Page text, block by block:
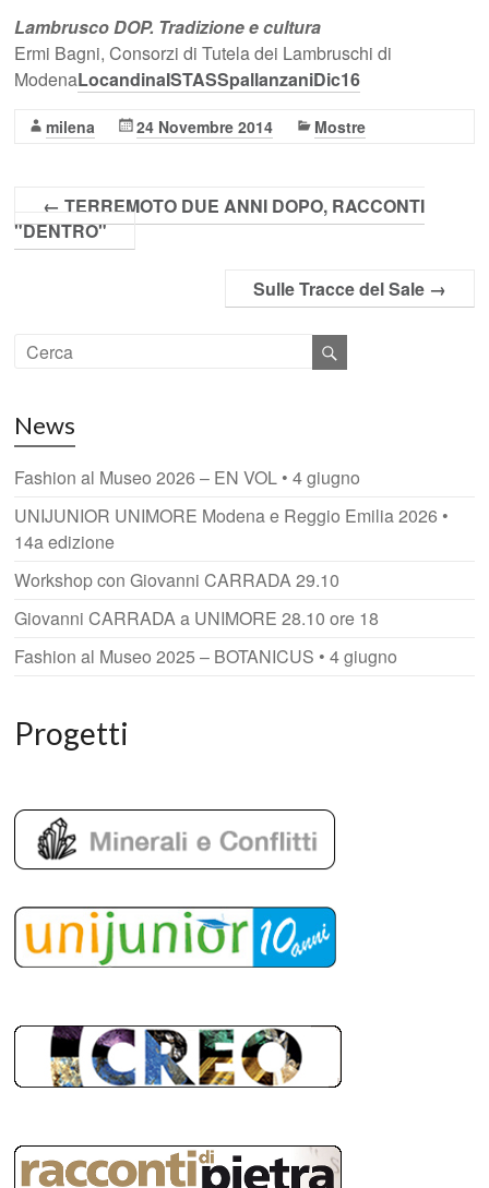
Lambrusco DOP. Tradizione e cultura
Ermi Bagni, Consorzi di Tutela dei Lambruschi di
ModenaLocandinaISTASSpallanzaniDic16
milena 24 Novembre 2014 Mostre
← TERREMOTO DUE ANNI DOPO, RACCONTI
"DENTRO"
Sulle Tracce del Sale →
News
Fashion al Museo 2026 – EN VOL • 4 giugno
UNIJUNIOR UNIMORE Modena e Reggio Emilia 2026 •
14a edizione
Workshop con Giovanni CARRADA 29.10
Giovanni CARRADA a UNIMORE 28.10 ore 18
Fashion al Museo 2025 – BOTANICUS • 4 giugno
Progetti